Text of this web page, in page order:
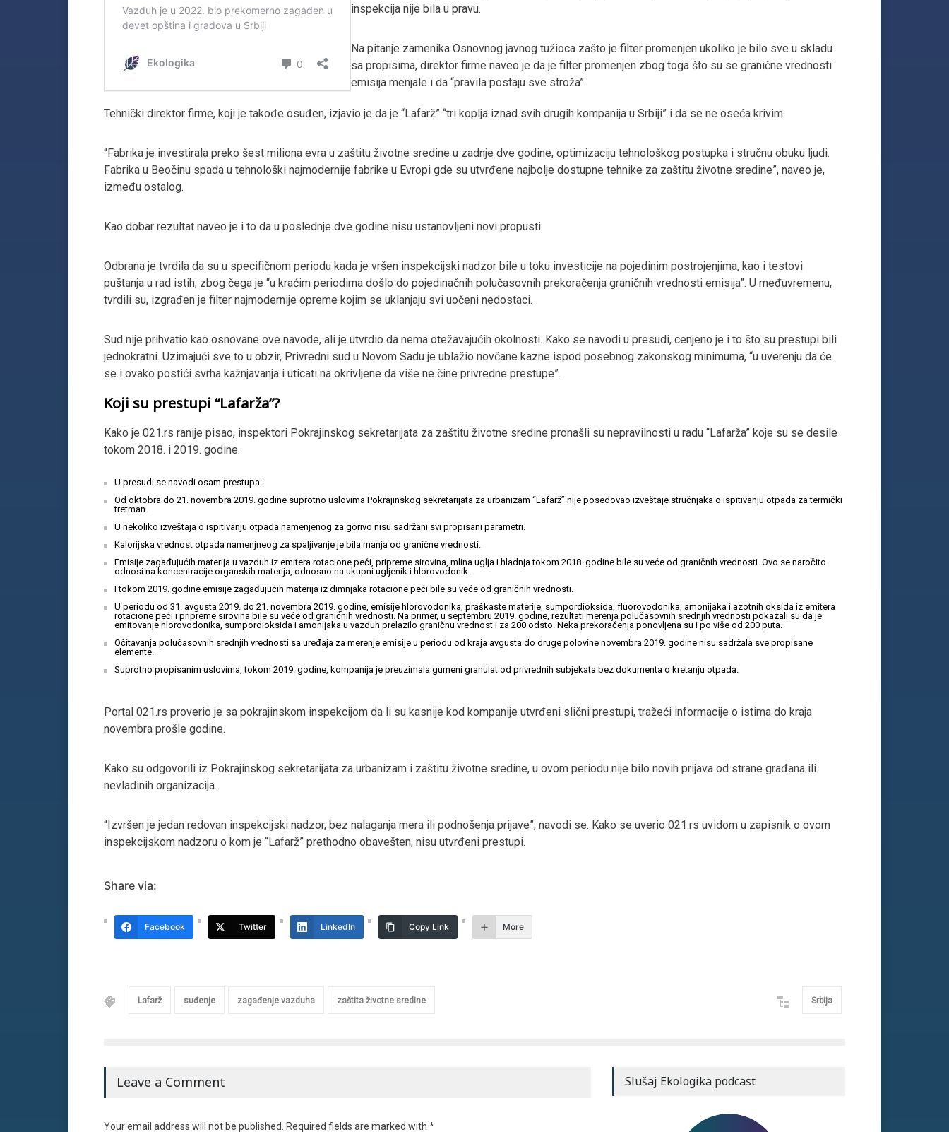
inspekcija nije bila u pravu.
Na pitanje zamenika Osnovnog javnog tužioca zašto je filter promenjen ukoliko je bilo sve u skladu
sa propisima, direktor firme naveo je da je filter promenjen zbog toga što su se granične vrednosti
emisija menjale i da “pravila postaju sve stroža”.
Tehnički direktor firme, koji je takođe osuđen, izjavio je da je “Lafarž” “tri koplja iznad svih drugih kompanija u Srbiji” i da se ne oseća krivim.
“Fabrika je investirala preko šest miliona evra u zaštitu životne sredine u zadnje dve godine, optimizaciju tehnološkog postupka i stručnu obuku ljudi.
Fabrika u Beočinu spada u tehnološki najmodernije fabrike u Evropi gde su utvrđene najbolje dostupne tehnike za zaštitu životne sredine”, naveo je,
između ostalog.
Kao dobar rezultat naveo je i to da u poslednje dve godine nisu ustanovljeni novi propusti.
Odbrana je tvrdila da su u specifičnom periodu kada je vršen inspekcijski nadzor bile u toku investicije na pojedinim postrojenjima, kao i testovi
puštanja u rad istih, zbog čega je “u kraćim periodima došlo do pojedinačnih polučasovnih prekoračenja graničnih vrednosti emisija”. U međuvremenu,
tvrdili su, izgrađen je filter najmodernije opreme kojim se uklanjaju svi uočeni nedostaci.
Sud nije prihvatio kao osnovane ove navode, ali je utvrdio da nema otežavajućih okolnosti. Kako se navodi u presudi, cenjeno je i to što su prestupi bili
jednokratni. Uzimajući sve to u obzir, Privredni sud u Novom Sadu je ublažio novčane kazne ispod posebnog zakonskog minimuma, “u uverenju da će
se i ovako postići svrha kažnjavanja i uticati na okrivljene da više ne čine privredne prestupe”.
Koji su prestupi “Lafarža”?
Kako je 021.rs ranije pisao, inspektori Pokrajinskog sekretarijata za zaštitu životne sredine pronašli su nepravilnosti u radu “Lafarža” koje su se desile
tokom 2018. i 2019. godine.
U presudi se navodi osam prestupa:
Od oktobra do 21. novembra 2019. godine suprotno uslovima Pokrajinskog sekretarijata za urbanizam “Lafarž” nije posedovao izveštaje stručnjaka o ispitivanju otpada za termički
tretman.
U nekoliko izveštaja o ispitivanju otpada namenjenog za gorivo nisu sadržani svi propisani parametri.
Kalorijska vrednost otpada namenjneog za spaljivanje je bila manja od granične vrednosti.
Emisije zagađujućih materija u vazduh iz emitera rotacione peći, pripreme sirovina, mlina uglja i hladnja tokom 2018. godine bile su veće od graničnih vrednosti. Ovo se naročito
odnosi na koncentracije organskih materija, odnosno na ukupni ugljenik i hlorovodonik.
I tokom 2019. godine emisije zagađujućih materija iz dimnjaka rotacione peći bile su veće od graničnih vrednosti.
U periodu od 31. avgusta 2019. do 21. novembra 2019. godine, emisije hlorovodonika, praškaste materije, sumpordioksida, fluorovodonika, amonijaka i azotnih oksida iz emitera
rotacione peći i pripreme sirovina bile su veće od graničnih vrednosti. Na primer, u septembru 2019. godine, rezultati merenja polučasovnih srednjih vrednosti pokazali su da je
emitovanje hlorovodonika, sumpordioksida i amonijaka u vazduh prelazilo graničnu vrednost i za 200 odsto. Neka prekoračenja ponovljena su i po više od 200 puta.
Očitavanja polučasovnih srednjih vrednosti sa uređaja za merenje emisije u periodu od kraja avgusta do druge polovine novembra 2019. godine nisu sadržala sve propisane
elemente.
Suprotno propisanim uslovima, tokom 2019. godine, kompanija je preuzimala gumeni granulat od privrednih subjekata bez dokumenta o kretanju otpada.
Portal 021.rs proverio je sa pokrajinskom inspekcijom da li su kasnije kod kompanije utvrđeni slični prestupi, tražeći informacije o istima do kraja
novembra prošle godine.
Kako su odgovorili iz Pokrajinskog sekretarijata za urbanizam i zaštitu životne sredine, u ovom periodu nije bilo novih prijava od strane građana ili
nevladinih organizacija.
“Izvršen je jedan redovan inspekcijski nadzor, bez nalaganja mera ili podnošenja prijave”, navodi se. Kako se uverio 021.rs uvidom u zapisnik o ovom
inspekcijskom nadzoru o kom je “Lafarž” prethodno obavešten, nisu utvrđeni prestupi.
Share via:
Facebook Twitter LinkedIn Copy Link More
Lafarž suđenje zagađenje vazduha zaštita životne sredine Srbija
Leave a Comment
Your email address will not be published. Required fields are marked with *
Slušaj Ekologika podcast